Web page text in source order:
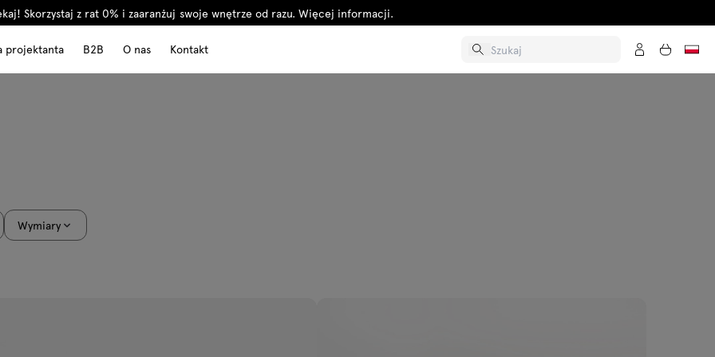
Skorzystaj z rat 0% i zaaranżuj swoje wnętrze od razu. Więcej informacji.
projektanta B2B O nas Kontakt
Wymiary